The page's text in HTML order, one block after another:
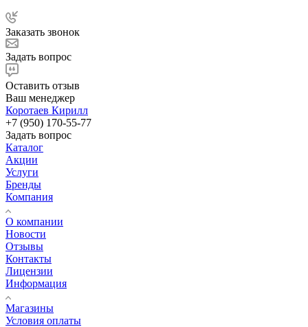
Заказать звонок
Задать вопрос
Оставить отзыв
Ваш менеджер
Коротаев Кирилл
+7 (950) 170-55-77
Задать вопрос
Каталог
Акции
Услуги
Бренды
Компания
О компании
Новости
Отзывы
Контакты
Лицензии
Информация
Магазины
Условия оплаты